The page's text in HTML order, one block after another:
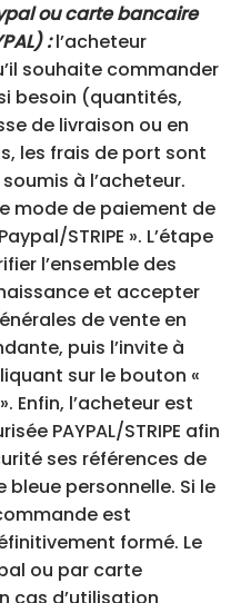
ou carte bancaire
:l’acheteur
souhaite commander
besoin (quantités,
de livraison ou en
les frais de port sont
à l’acheteur.
mode de paiement de
STRIPE ». L’étape
l’ensemble des
et accepter
de vente en
puis l’invite à
sur le bouton «
Enfin, l’acheteur est
PAYPAL/STRIPE afin
ses références de
personnelle. Si le
est
formé. Le
ou par carte